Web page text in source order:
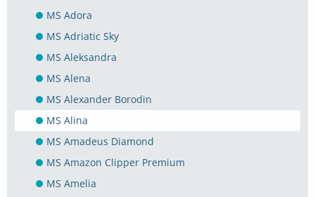
MS Adora
MS Adriatic Sky
MS Aleksandra
MS Alena
MS Alexander Borodin
MS Alina
MS Amadeus Diamond
MS Amazon Clipper Premium
MS Amelia